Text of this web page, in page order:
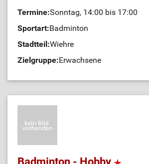
Termine:Sonntag, 14:00 bis 17:00
Sportart:Badminton
Stadtteil:Wiehre
Zielgruppe:Erwachsene